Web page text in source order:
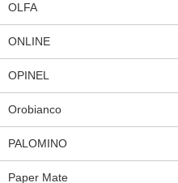
OLFA
ONLINE
OPINEL
Orobianco
PALOMINO
Paper Mate